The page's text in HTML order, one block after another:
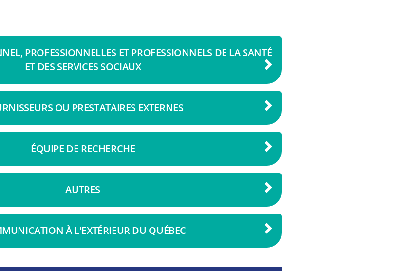
PROFESSIONNELLES ET PROFESSIONNELS DE LA SANTÉ
ET DES SERVICES SOCIAUX
OU PRESTATAIRES EXTERNES
ÉQUIPE DE RECHERCHE
AUTRES
À L'EXTÉRIEUR DU QUÉBEC